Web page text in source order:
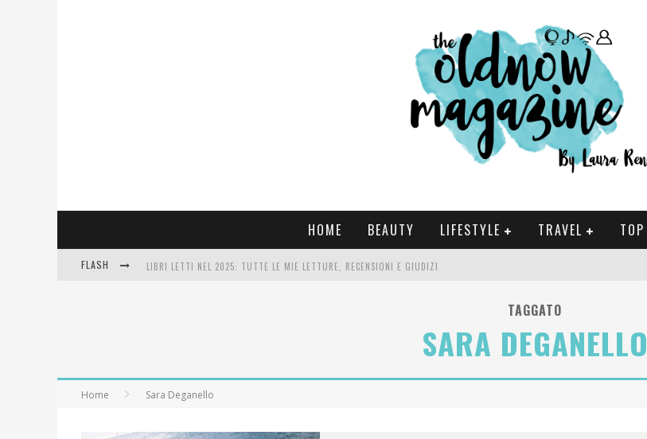
HOME BEAUTY LIFESTYLE TRAVEL TOP
FLASH LIBRI LETTI NEL 2025: TUTTE LE MIE LETTURE, RECENSIONI E GIUDIZI
TAGGATO
SARA DEGANELLO
Home Sara Deganello